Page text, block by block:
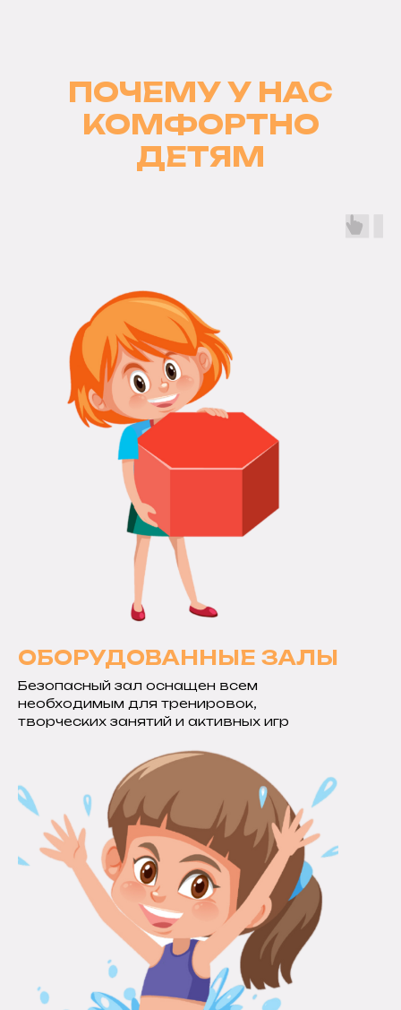
ПОЧЕМУ У НАС
КОМФОРТНО
ДЕТЯМ
ОБОРУДОВАННЫЕ ЗАЛЫ
Безопасный зал оснащен всем
необходимым для тренировок,
творческих занятий и активных игр